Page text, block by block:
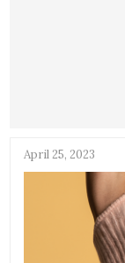
April 25, 2023